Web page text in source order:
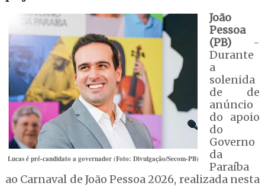
Lucas é pré-candidato a governador (Foto: Divulgação/Secom-PB)
João
Pessoa
(PB)-
Durante
a
solenida
de de
anúncio
do apoio
do
Governo
da
Paraíba
ao Carnaval de João Pessoa 2026, realizada nesta